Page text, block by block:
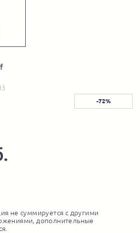
-72%
не суммируется с другими
дополнительные